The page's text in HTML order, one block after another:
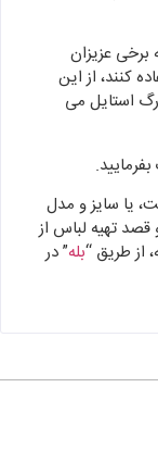
عزیزان
کنند، از این
استایل می
یا سایز و مدل
تهیه لباس از
از طریق “بله” در